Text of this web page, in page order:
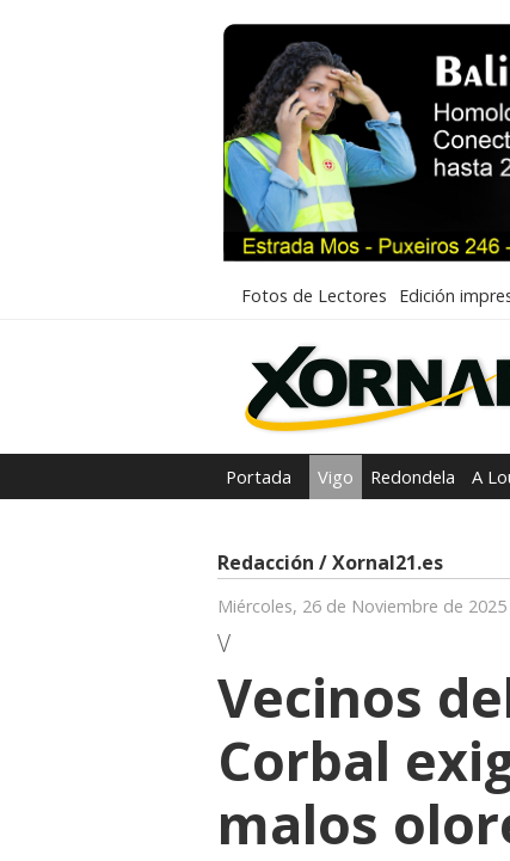
Fotos de Lectores Edición
Portada Vigo Redondela A
Redacción / Xornal21.es
Miércoles, 26 de Noviembre de 2025
V
Vecinos
Corbal
malos